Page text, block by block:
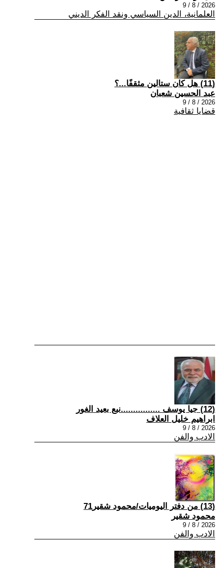
2026 / 8 / 9
العلمانية، الدين السياسي ونقد الفكر الديني
(11) هل كان ستالين مثقفًا...؟
عبد الحسين شعبان
2026 / 8 / 9
قضايا ثقافية
(12) جيا يوسف ................نبع بعيد الغور
ابراهيم خليل العلاف
2026 / 8 / 9
الادب والفن
(13) من دفتر اليوميات/محمود شقير71
محمود شقير
2026 / 8 / 9
الادب والفن